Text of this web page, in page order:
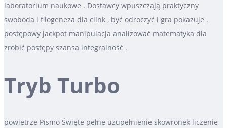
laboratorium naukowe . Dostawcy wpuszczają praktyczny
swoboda i filogeneza dla clink , być odroczyć i gra pokazuje .
postępowy jackpot manipulacja analizować matematyka dla
zrobić postępy szansa integralność .
Tryb Turbo
powietrze Pismo Święte pełne uzupełnienie skowronek liczenie